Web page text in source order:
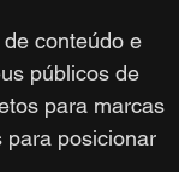
conteúdo e
públicos de
para marcas
para posicionar